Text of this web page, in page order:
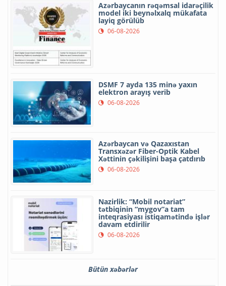
Azərbaycanın rəqəmsal idarəçilik
model iki beynəlxalq mükafata
layiq görülüb
06-08-2026
DSMF 7 ayda 135 minə yaxın
elektron arayış verib
06-08-2026
Azərbaycan və Qazaxıstan
Transxəzər Fiber-Optik Kabel
Xəttinin çəkilişini başa çatdırıb
06-08-2026
Nazirlik: “Mobil notariat”
tətbiqinin “mygov”a tam
inteqrasiyası istiqamətində işlər
davam etdirilir
06-08-2026
Bütün xəbərlər